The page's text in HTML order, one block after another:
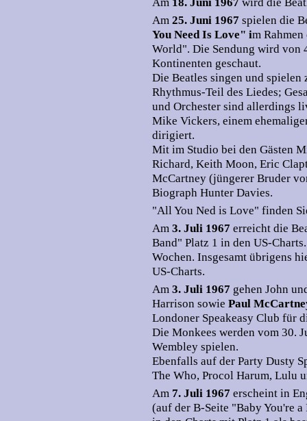
Am 25. Juni 1967 spielen die
You Need Is Love" im
World". Die Sendung wird
Kontinenten geschaut.
Die Beatles singen und
Rhythmus-Teil des Liedes;
und Orchester sind allerdings
Mike Vickers, einem
dirigiert.
Mit im Studio bei den Gästen
Richard, Keith Moon, Eric
McCartney (jüngerer Bruder
Biograph Hunter Davies.
"All You Ned is Love" finden
Am 3. Juli 1967 erreicht die
Band" Platz 1 in den US-
Wochen. Insgesamt übrigens
US-Charts.
Am 3. Juli 1967 gehen John
Harrison sowie Paul
Londoner Speakeasy Club für
Die Monkees werden vom 30.
Wembley spielen.
Ebenfalls auf der Party Dusty
The Who, Procol Harum, Lulu
Am 7. Juli 1967 erscheint in
(auf der B-Seite "Baby You're